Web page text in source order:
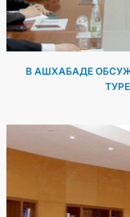
В АШХАБАДЕ